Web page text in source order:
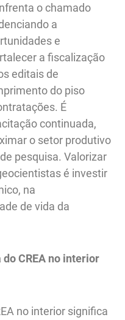
o chamado
a
e
a fiscalização
editais de
do piso
É
continuada,
o setor produtivo
pesquisa. Valorizar
é investir
na
de vida da
CREA no interior
no interior significa